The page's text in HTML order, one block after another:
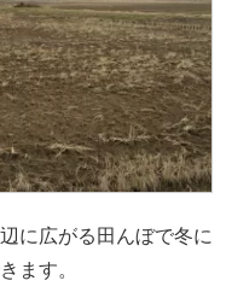
に広がる田んぼで冬に
ます。